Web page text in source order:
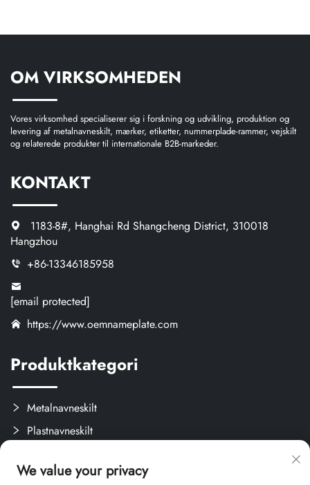
OM VIRKSOMHEDEN
Vores virksomhed specialiserer sig i forskning og udvikling, produktion og
levering af metalnavneskilt, mærker, etiketter, nummerplade-rammer, vejskilt
og relaterede produkter til internationale B2B-markeder.
KONTAKT
1183-8#, Hanghai Rd Shangcheng District, 310018
Hangzhou
+86-13346185958
[email protected]
https://www.oemnameplate.com
Produktkategori
Metalnavneskilt
Plastnavneskilt
Brugerdefinerede Kreativprodukter
We value your privacy